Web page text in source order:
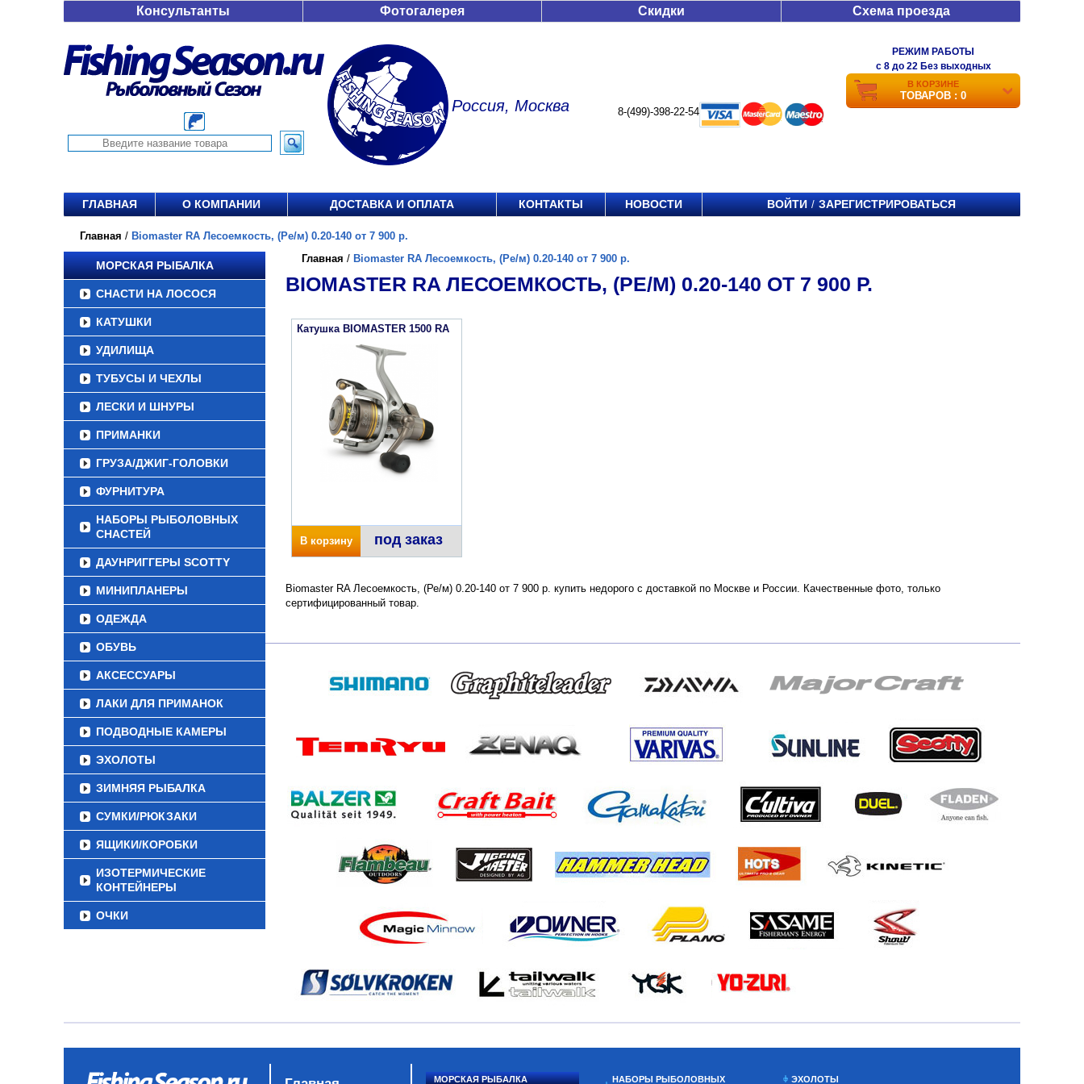
Консультанты Фотогалерея Скидки Схема проезда
Россия, Москва 8-(499)-398-22-54
РЕЖИМ РАБОТЫ
c 8 до 22 Без выходных
В КОРЗИНЕ
ТОВАРОВ : 0
ГЛАВНАЯ О КОМПАНИИ ДОСТАВКА И ОПЛАТА КОНТАКТЫ НОВОСТИ ВОЙТИ / ЗАРЕГИСТРИРОВАТЬСЯ
Главная / Biomaster RA Лесоемкость, (Ре/м) 0.20-140 от 7 900 р.
МОРСКАЯ РЫБАЛКА
СНАСТИ НА ЛОСОСЯ
КАТУШКИ
УДИЛИЩА
ТУБУСЫ И ЧЕХЛЫ
ЛЕСКИ И ШНУРЫ
ПРИМАНКИ
ГРУЗА/ДЖИГ-ГОЛОВКИ
ФУРНИТУРА
НАБОРЫ РЫБОЛОВНЫХ
СНАСТЕЙ
ДАУНРИГГЕРЫ SCOTTY
МИНИПЛАНЕРЫ
ОДЕЖДА
ОБУВЬ
АКСЕССУАРЫ
ЛАКИ ДЛЯ ПРИМАНОК
ПОДВОДНЫЕ КАМЕРЫ
ЭХОЛОТЫ
ЗИМНЯЯ РЫБАЛКА
СУМКИ/РЮКЗАКИ
ЯЩИКИ/КОРОБКИ
ИЗОТЕРМИЧЕСКИЕ
КОНТЕЙНЕРЫ
ОЧКИ
Главная / Biomaster RA Лесоемкость, (Ре/м) 0.20-140 от 7 900 р.
BIOMASTER RA ЛЕСОЕМКОСТЬ, (РЕ/М) 0.20-140 ОТ 7 900 Р.
Катушка BIOMASTER 1500 RA
В корзину под заказ
Biomaster RA Лесоемкость, (Ре/м) 0.20-140 от 7 900 р. купить недорого с доставкой по Москве и России. Качественные фото, только
сертифицированный товар.
МОРСКАЯ РЫБАЛКА НАБОРЫ РЫБОЛОВНЫХ ЭХОЛОТЫ